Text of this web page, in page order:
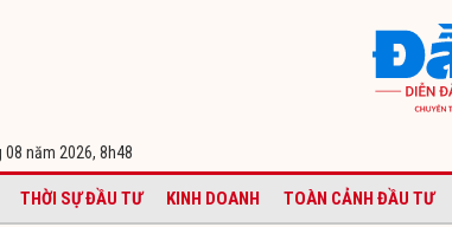
08 năm 2026, 8h48
THỜI SỰ ĐẦU TƯ KINH DOANH TOÀN CẢNH ĐẦU TƯ